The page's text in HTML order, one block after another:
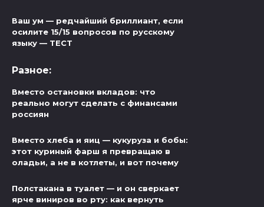
Ваш ум — редчайший бриллиант, если
осилите 15/15 вопросов по русскому
языку — ТЕСТ
Разное:
Вместо остановки вкладов: что
реально могут сделать с финансами
россиян
Вместо хлеба и яиц — кукуруза и бобы:
этот куриный фарш я превращаю в
оладьи, а не в котлеты, и вот почему
Полстакана в туалет — и он сверкает
ярче виниров во рту: как вернуть